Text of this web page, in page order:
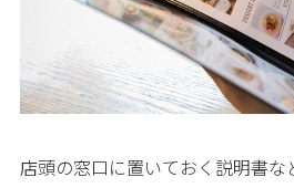
店頭の窓口に置いておく説明書な